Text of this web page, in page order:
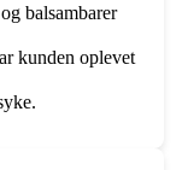
balsambarer
kunden oplevet